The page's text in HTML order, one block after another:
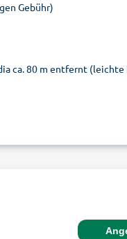
Gebühr)
ca. 80 m entfernt (leichte